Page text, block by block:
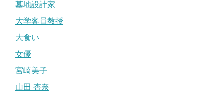
墓地設計家
大学客員教授
大食い
女優
宮崎美子
山田 杏奈